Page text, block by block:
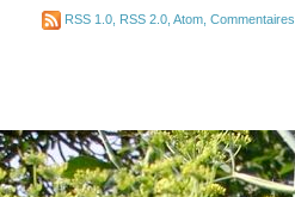
RSS 1.0 RSS 2.0 Atom Commentaires